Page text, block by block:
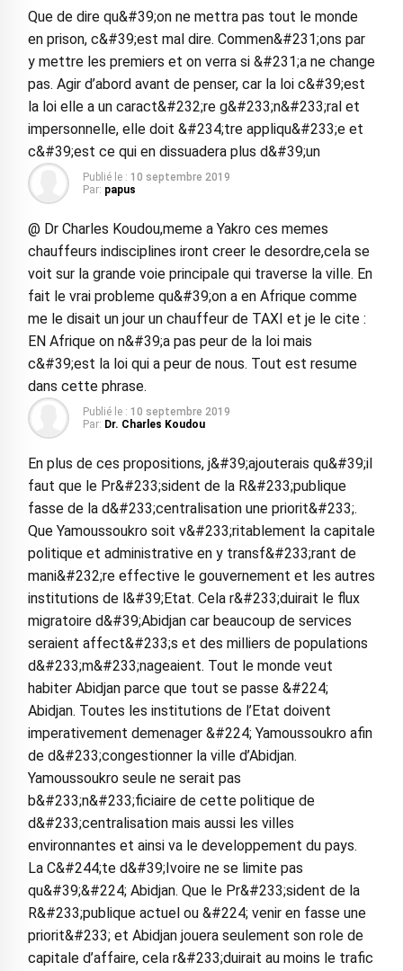
Que de dire qu&#39;on ne mettra pas tout le monde
en prison, c&#39;est mal dire. Commen&#231;ons par
y mettre les premiers et on verra si &#231;a ne change
pas. Agir d’abord avant de penser, car la loi c&#39;est
la loi elle a un caract&#232;re g&#233;n&#233;ral et
impersonnelle, elle doit &#234;tre appliqu&#233;e et
c&#39;est ce qui en dissuadera plus d&#39;un
Publié le : 10 septembre 2019
Par: papus
@ Dr Charles Koudou,meme a Yakro ces memes
chauffeurs indisciplines iront creer le desordre,cela se
voit sur la grande voie principale qui traverse la ville. En
fait le vrai probleme qu&#39;on a en Afrique comme
me le disait un jour un chauffeur de TAXI et je le cite :
EN Afrique on n&#39;a pas peur de la loi mais
c&#39;est la loi qui a peur de nous. Tout est resume
dans cette phrase.
Publié le : 10 septembre 2019
Par: Dr. Charles Koudou
En plus de ces propositions, j&#39;ajouterais qu&#39;il
faut que le Pr&#233;sident de la R&#233;publique
fasse de la d&#233;centralisation une priorit&#233;.
Que Yamoussoukro soit v&#233;ritablement la capitale
politique et administrative en y transf&#233;rant de
mani&#232;re effective le gouvernement et les autres
institutions de l&#39;Etat. Cela r&#233;duirait le flux
migratoire d&#39;Abidjan car beaucoup de services
seraient affect&#233;s et des milliers de populations
d&#233;m&#233;nageaient. Tout le monde veut
habiter Abidjan parce que tout se passe &#224;
Abidjan. Toutes les institutions de l’Etat doivent
imperativement demenager &#224; Yamoussoukro afin
de d&#233;congestionner la ville d’Abidjan.
Yamoussoukro seule ne serait pas
b&#233;n&#233;ficiaire de cette politique de
d&#233;centralisation mais aussi les villes
environnantes et ainsi va le developpement du pays.
La C&#244;te d&#39;Ivoire ne se limite pas
qu&#39;&#224; Abidjan. Que le Pr&#233;sident de la
R&#233;publique actuel ou &#224; venir en fasse une
priorit&#233; et Abidjan jouera seulement son role de
capitale d’affaire, cela r&#233;duirait au moins le trafic